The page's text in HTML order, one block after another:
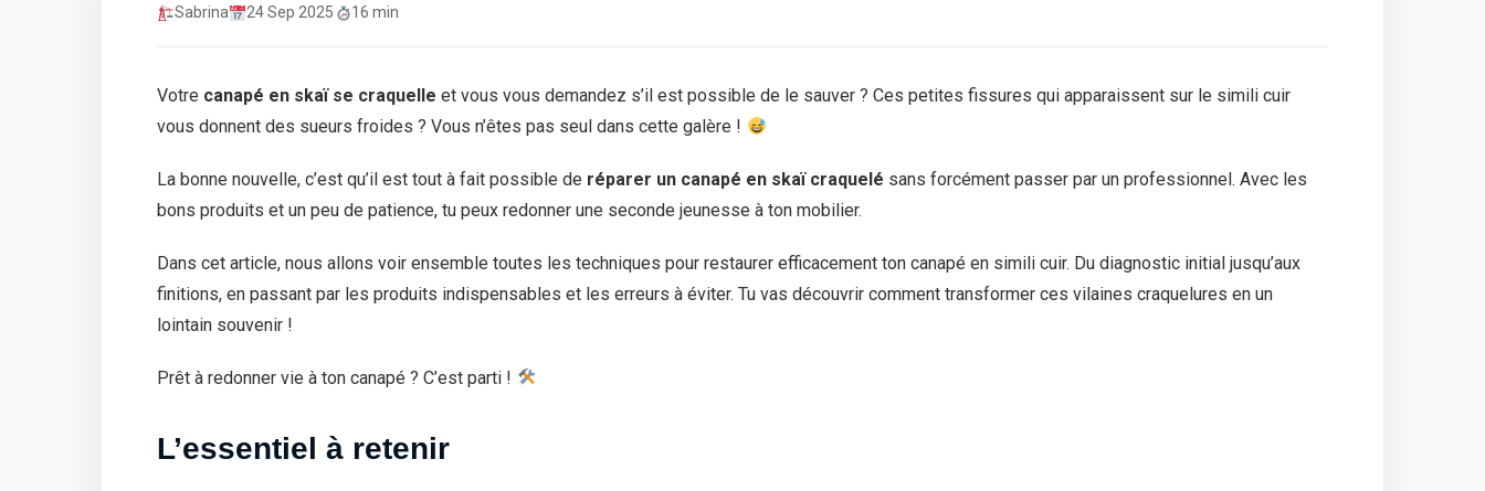
Sabrina 24 Sep 2025 16 min
Votre canapé en skaï se craquelle et vous vous demandez s’il est possible de le sauver ? Ces petites fissures qui apparaissent sur le simili cuir
vous donnent des sueurs froides ? Vous n’êtes pas seul dans cette galère !
La bonne nouvelle, c’est qu’il est tout à fait possible de réparer un canapé en skaï craquelé sans forcément passer par un professionnel. Avec les
bons produits et un peu de patience, tu peux redonner une seconde jeunesse à ton mobilier.
Dans cet article, nous allons voir ensemble toutes les techniques pour restaurer efficacement ton canapé en simili cuir. Du diagnostic initial jusqu’aux
finitions, en passant par les produits indispensables et les erreurs à éviter. Tu vas découvrir comment transformer ces vilaines craquelures en un
lointain souvenir !
Prêt à redonner vie à ton canapé ? C’est parti !
L’essentiel à retenir